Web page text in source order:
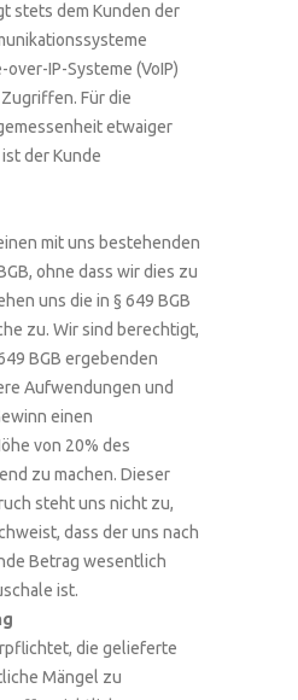
stets dem Kunden der
IP-Systeme (VoIP)
Für die
etwaiger
der Kunde
mit uns bestehenden
ohne dass wir dies zu
uns die in § 649 BGB
zu. Wir sind berechtigt,
BGB ergebenden
Aufwendungen und
einen
von 20% des
zu machen. Dieser
steht uns nicht zu,
dass der uns nach
Betrag wesentlich
ist.
die gelieferte
Mängel zu